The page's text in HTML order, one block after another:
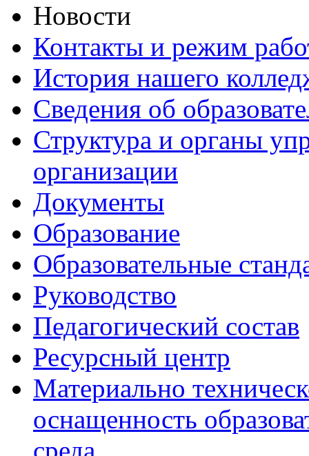
Новости
Контакты и режим
История нашего
Сведения об
Структура и органы
организации
Документы
Образование
Образовательные
Руководство
Педагогический состав
Ресурсный центр
Материально
оснащенность